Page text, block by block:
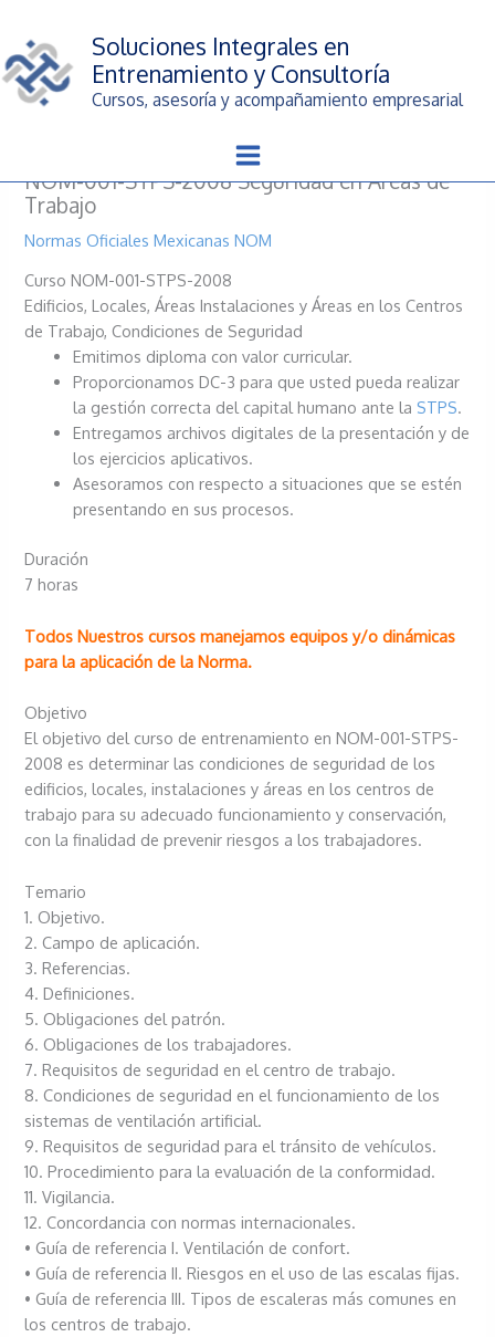
contenido
Soluciones Integrales en
Entrenamiento y Consultoría
Cursos, asesoría y acompañamiento empresarial
NOM-001-STPS-2008 Seguridad en Áreas de
Trabajo
Normas Oficiales Mexicanas NOM
Curso NOM-001-STPS-2008
Edificios, Locales, Áreas Instalaciones y Áreas en los Centros
de Trabajo, Condiciones de Seguridad
Emitimos diploma con valor curricular.
Proporcionamos DC-3 para que usted pueda realizar
la gestión correcta del capital humano ante la STPS.
Entregamos archivos digitales de la presentación y de
los ejercicios aplicativos.
Asesoramos con respecto a situaciones que se estén
presentando en sus procesos.
Duración
7 horas
Todos Nuestros cursos manejamos equipos y/o dinámicas
para la aplicación de la Norma.
Objetivo
El objetivo del curso de entrenamiento en NOM-001-STPS-
2008 es determinar las condiciones de seguridad de los
edificios, locales, instalaciones y áreas en los centros de
trabajo para su adecuado funcionamiento y conservación,
con la finalidad de prevenir riesgos a los trabajadores.
Temario
1. Objetivo.
2. Campo de aplicación.
3. Referencias.
4. Definiciones.
5. Obligaciones del patrón.
6. Obligaciones de los trabajadores.
7. Requisitos de seguridad en el centro de trabajo.
8. Condiciones de seguridad en el funcionamiento de los
sistemas de ventilación artificial.
9. Requisitos de seguridad para el tránsito de vehículos.
10. Procedimiento para la evaluación de la conformidad.
11. Vigilancia.
12. Concordancia con normas internacionales.
• Guía de referencia I. Ventilación de confort.
• Guía de referencia II. Riesgos en el uso de las escalas fijas.
• Guía de referencia III. Tipos de escaleras más comunes en
los centros de trabajo.